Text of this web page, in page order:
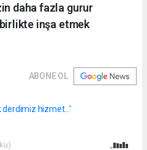
daha fazla gurur
inşa etmek
ABONE OL